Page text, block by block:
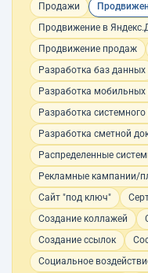
Продажи
Продвижение в
Продвижение продаж
Разработка баз данных
Разработка
Разработка
Разработка сметной
Распределенные
Рекламные кампании/
Сайт "под ключ"
Создание коллажей
Создание ссылок
Социальное